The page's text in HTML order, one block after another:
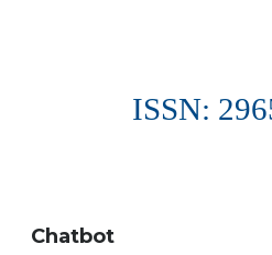
ISSN:
Chatbot